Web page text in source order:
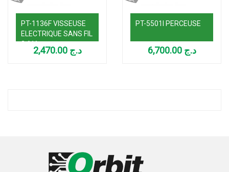
PT-1136F VISSEUSE
ELECTRIQUE SANS FIL
3,6 V
د.ج 2,470.00
PT-5501I PERCEUSE
د.ج 6,700.00